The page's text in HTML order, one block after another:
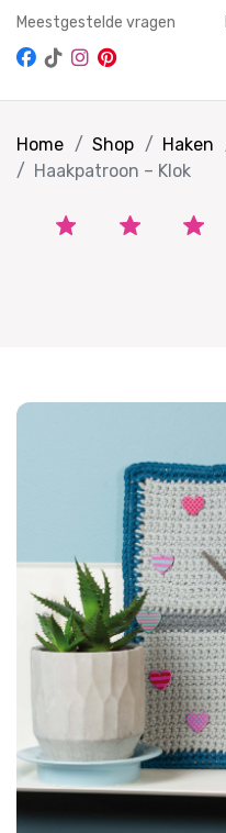
Meestgestelde vragen
Home Shop Haken
Haakpatroon – Klok